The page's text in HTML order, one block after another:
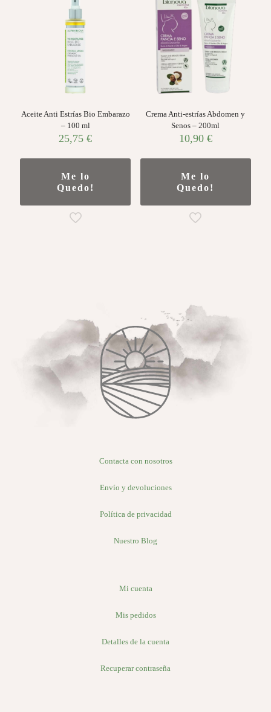
Aceite Anti Estrías Bio Embarazo
– 100 ml
25,75€
Me lo
Quedo!
Crema Anti-estrías Abdomen y
Senos – 200ml
10,90 €
Me lo
Quedo!
Contacta con nosotros
Envío y devoluciones
Política de privacidad
Nuestro Blog
Mi cuenta
Mis pedidos
Detalles de la cuenta
Recuperar contraseña